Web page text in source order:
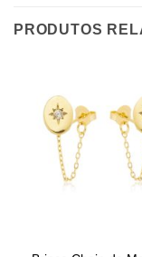
PRODUTOS